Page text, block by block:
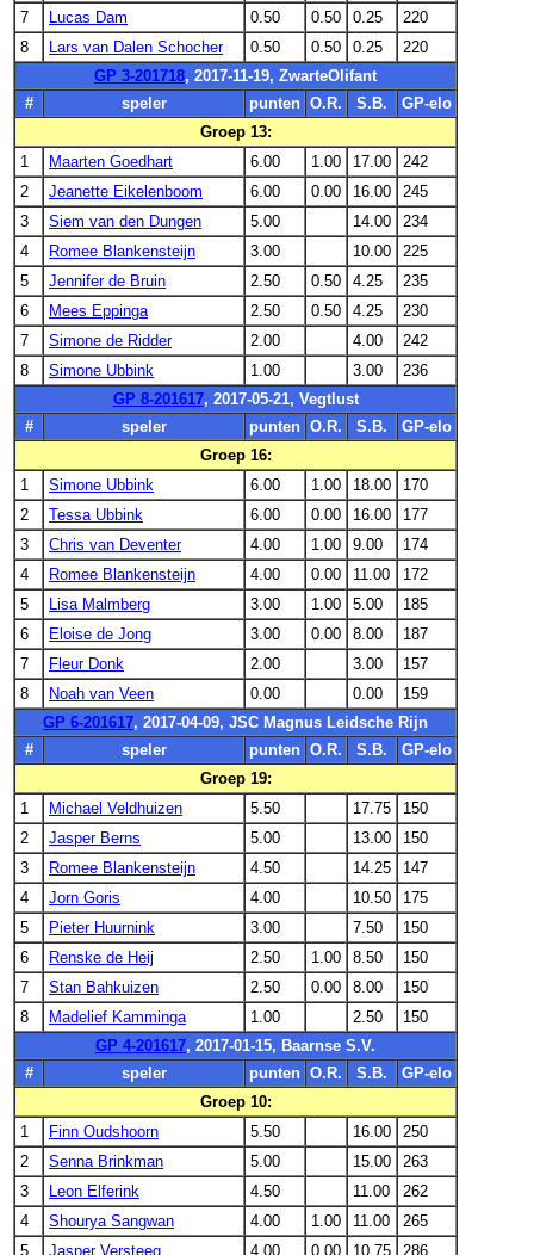
7
Lucas Dam 0.50 0.50 0.25
220
8
Lars van Dalen Schocher 0.50 0.50 0.25
220
GP 3-201718, 2017-11-19, ZwarteOlifant
#
speler punten O.R. S.B.
GP-elo
Groep 13:
1
Maarten Goedhart 6.00 1.00 17.00
242
2
Jeanette Eikelenboom 6.00 0.00 16.00
245
3
Siem van den Dungen 5.00 14.00
234
4
Romee Blankensteijn 3.00 10.00
225
5
Jennifer de Bruin 2.50 0.50 4.25
235
6
Mees Eppinga 2.50 0.50 4.25
230
7
Simone de Ridder 2.00 4.00
242
8
Simone Ubbink 1.00 3.00
236
GP 8-201617, 2017-05-21, Vegtlust
#
speler punten O.R. S.B.
GP-elo
Groep 16:
1
Simone Ubbink 6.00 1.00 18.00
170
2
Tessa Ubbink 6.00 0.00 16.00
177
3
Chris van Deventer 4.00 1.00 9.00
174
4
Romee Blankensteijn 4.00 0.00 11.00
172
5
Lisa Malmberg 3.00 1.00 5.00
185
6
Eloise de Jong 3.00 0.00 8.00
187
7
Fleur Donk 2.00 3.00
157
8
Noah van Veen 0.00 0.00
159
GP 6-201617, 2017-04-09, JSC Magnus Leidsche Rijn
#
speler punten O.R. S.B.
GP-elo
Groep 19:
1
Michael Veldhuizen 5.50 17.75
150
2
Jasper Berns 5.00 13.00
150
3
Romee Blankensteijn 4.50 14.25
147
4
Jorn Goris 4.00 10.50
175
5
Pieter Huurnink 3.00 7.50
150
6
Renske de Heij 2.50 1.00 8.50
150
7
Stan Bahkuizen 2.50 0.00 8.00
150
8
Madelief Kamminga 1.00 2.50
150
GP 4-201617, 2017-01-15, Baarnse S.V.
#
speler punten O.R. S.B.
GP-elo
Groep 10:
1
Finn Oudshoorn 5.50 16.00
250
2
Senna Brinkman 5.00 15.00
263
3
Leon Elferink 4.50 11.00
262
4
Shourya Sangwan 4.00 1.00 11.00
265
5
Jasper Versteeg 4.00 0.00 10.75 286